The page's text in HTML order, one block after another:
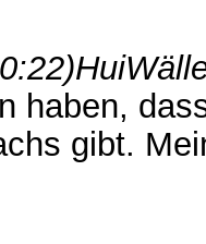
haben,
gibt.